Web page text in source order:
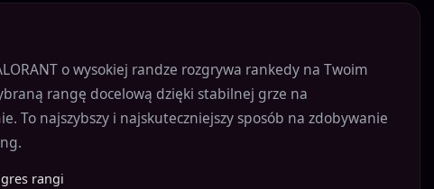
o wysokiej randze rozgrywa rankedy na Twoim
rangę docelową dzięki stabilnej grze na
To najszybszy i najskuteczniejszy sposób na zdobywanie
rangi